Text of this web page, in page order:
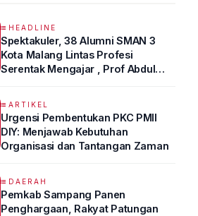
HEADLINE
Spektakuler, 38 Alumni SMAN 3
Kota Malang Lintas Profesi
Serentak Mengajar , Prof Abdul
ARTIKEL
Urgensi Pembentukan PKC PMII
DIY: Menjawab Kebutuhan
Organisasi dan Tantangan Zaman
DAERAH
Pemkab Sampang Panen
Penghargaan, Rakyat Patungan